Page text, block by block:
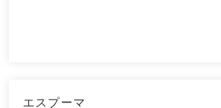
エスプーマ